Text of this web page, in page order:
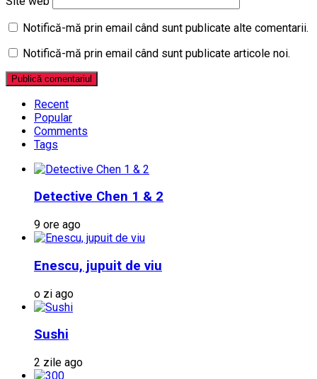
Notifică-mă prin email când sunt publicate alte comentarii.
Notifică-mă prin email când sunt publicate articole noi.
Recent
Popular
Comments
Tags
Detective Chen 1 & 2
9 ore ago
Enescu, jupuit de viu
o zi ago
Sushi
2 zile ago